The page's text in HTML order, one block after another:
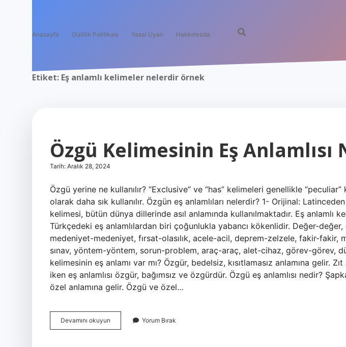
Anasayfa Gizlilik Politikası Yasal Uyarı Hakkımızda
Etiket: Eş anlamlı kelimeler nelerdir örnek
Özgü Kelimesinin Eş Anlamlısı
Tarih: Aralık 28, 2024
Özgü yerine ne kullanılır? “Exclusive” ve “has” kelimeleri genellikle “peculiar”
olarak daha sık kullanılır. Özgün eş anlamlıları nelerdir? 1- Orijinal:
kelimesi, bütün dünya dillerinde asıl anlamında kullanılmaktadır. Eş anlamlı
Türkçedeki eş anlamlılardan biri çoğunlukla yabancı kökenlidir. Değer-değer,
medeniyet-medeniyet, fırsat-olasılık, acele-acil, deprem-zelzele, fakir-fakir,
sınav, yöntem-yöntem, sorun-problem, araç-araç, alet-cihaz, görev-görev,
kelimesinin eş anlamı var mı? Özgür, bedelsiz, kısıtlamasız anlamına gelir.
iken eş anlamlısı özgür, bağımsız ve özgürdür. Özgü eş anlamlısı nedir?
özel anlamına gelir. Özgü ve özel…
Devamını okuyun
Kelimesinin
Yorum Bırak